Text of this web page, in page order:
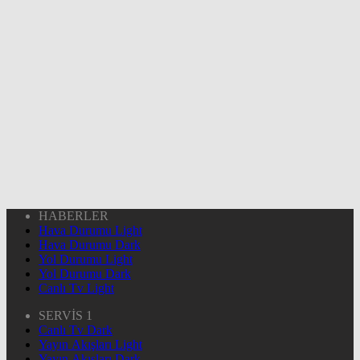
HABERLER
Hava Durumu Light
Hava Durumu Dark
Yol Durumu Light
Yol Durumu Dark
Canlı Tv Light
SERVİS 1
Canlı Tv Dark
Yayın Akışları Light